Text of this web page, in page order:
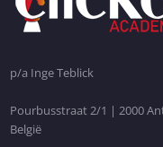
p/a Inge Teblick
Pourbusstraat 2/1 | 2000
België